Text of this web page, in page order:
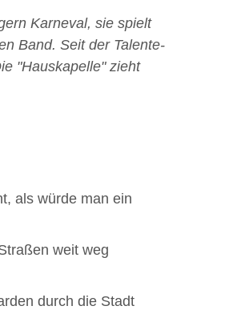
Karneval, sie spielt
Band. Seit der Talente-
"Hauskapelle" zieht
als würde man ein
weit weg
durch die Stadt